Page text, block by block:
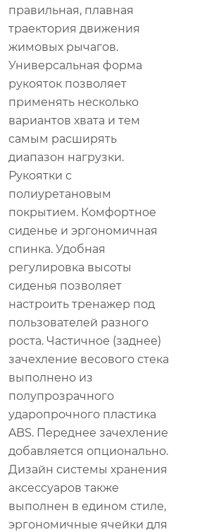
правильная, плавная
траектория движения
жимовых рычагов.
Универсальная форма
рукояток позволяет
применять несколько
вариантов хвата и тем
самым расширять
диапазон нагрузки.
Рукоятки с
полиуретановым
покрытием. Комфортное
сиденье и эргономичная
спинка. Удобная
регулировка высоты
сиденья позволяет
настроить тренажер под
пользователей разного
роста. Частичное (заднее)
зачехление весового стека
выполнено из
полупрозрачного
ударопрочного пластика
ABS. Переднее зачехление
добавляется опционально.
Дизайн системы хранения
аксессуаров также
выполнен в едином стиле,
эргономичные ячейки для